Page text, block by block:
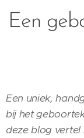
Een
Een uniek,
bij het
deze blog